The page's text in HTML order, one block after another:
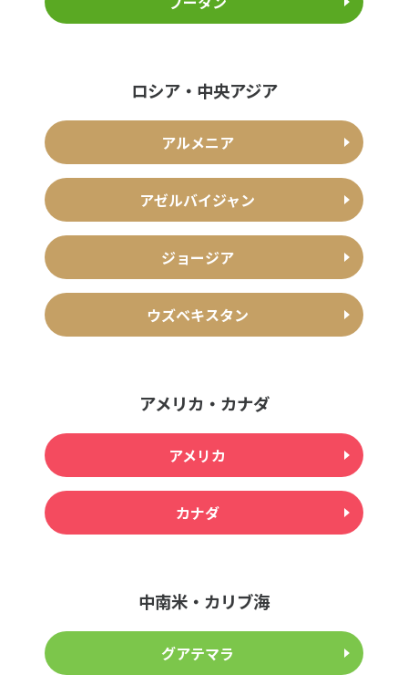
ロシア・中央アジア
アルメニア
アゼルバイジャン
ジョージア
ウズベキスタン
アメリカ・カナダ
アメリカ
カナダ
中南米・カリブ海
グアテマラ